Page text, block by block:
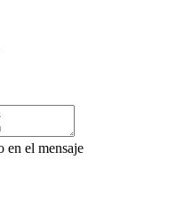
en el mensaje